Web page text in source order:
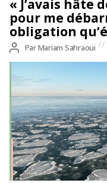
« J’avais hâte
pour me
obligation
Auteur
de
ParMariam Sahraoui